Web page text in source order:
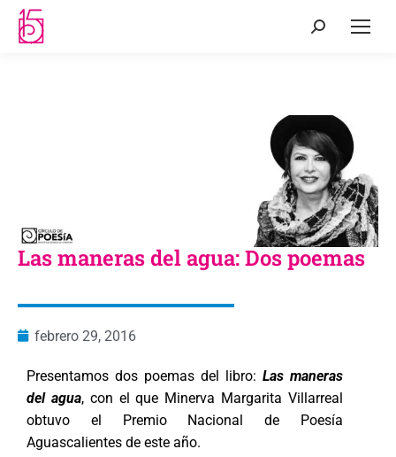
Las maneras del agua: Dos poemas
febrero 29, 2016
Presentamos dos poemas del libro: Las maneras
del agua, con el que Minerva Margarita Villarreal
obtuvo el Premio Nacional de Poesía
Aguascalientes de este año.